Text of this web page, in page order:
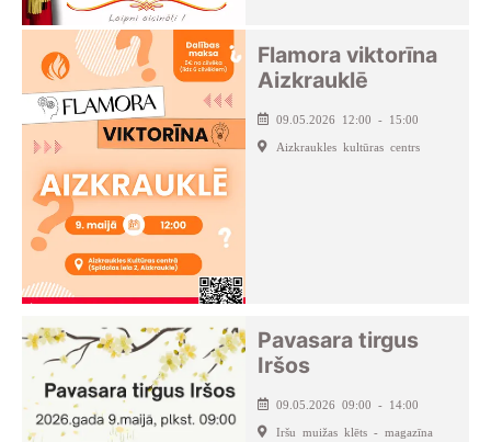
Flamora viktorīna
Aizkrauklē
09.05.2026 12:00 - 15:00
Aizkraukles kultūras centrs
Pavasara tirgus
Iršos
09.05.2026 09:00 - 14:00
Iršu muižas klēts - magazīna